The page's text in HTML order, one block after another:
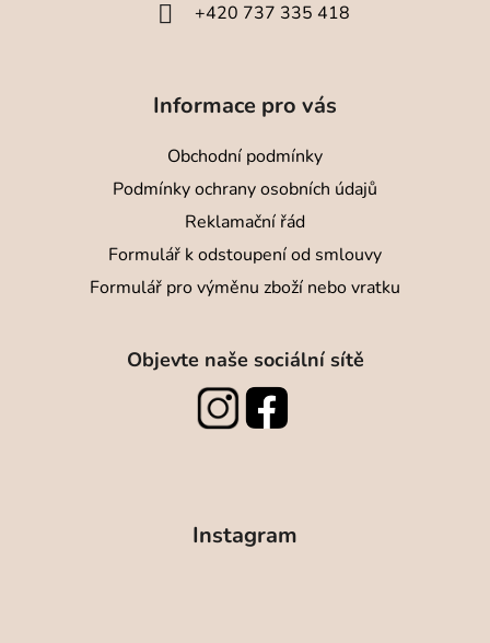
+420 737 335 418
Informace pro vás
Obchodní podmínky
Podmínky ochrany osobních údajů
Reklamační řád
Formulář k odstoupení od smlouvy
Formulář pro výměnu zboží nebo vratku
Objevte naše sociální sítě
Instagram